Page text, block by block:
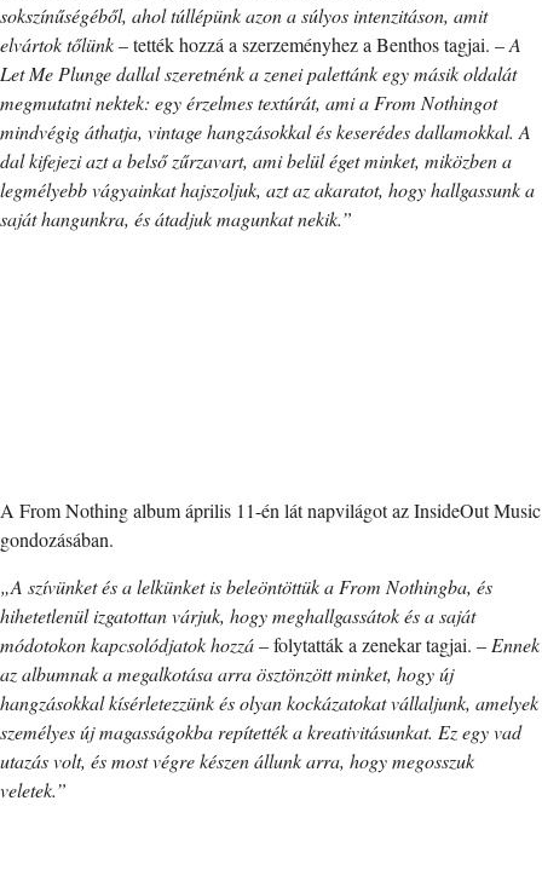
sokszínűségéből, ahol túllépünk azon a súlyos intenzitáson, amit
elvártok tőlünk– tették hozzá a szerzeményhez a Benthos tagjai. –A
Let Me Plunge dallal szeretnénk a zenei palettánk egy másik oldalát
megmutatni nektek: egy érzelmes textúrát, ami a From Nothingot
mindvégig áthatja, vintage hangzásokkal és keserédes dallamokkal. A
dal kifejezi azt a belső zűrzavart, ami belül éget minket, miközben a
legmélyebb vágyainkat hajszoljuk, azt az akaratot, hogy hallgassunk a
saját hangunkra, és átadjuk magunkat nekik.”
A From Nothing album április 11-én lát napvilágot az InsideOut Music
gondozásában.
„A szívünket és a lelkünket is beleöntöttük a From Nothingba, és
hihetetlenül izgatottan várjuk, hogy meghallgassátok és a saját
módotokon kapcsolódjatok hozzá– folytatták a zenekar tagjai. – Ennek
az albumnak a megalkotása arra ösztönzött minket, hogy új
hangzásokkal kísérletezzünk és olyan kockázatokat vállaljunk, amelyek
személyes új magasságokba repítették a kreativitásunkat. Ez egy vad
utazás volt, és most végre készen állunk arra, hogy megosszuk
veletek.”